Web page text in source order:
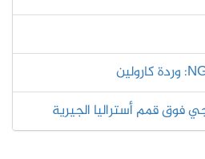
فوق قمم أستراليا الجيرية